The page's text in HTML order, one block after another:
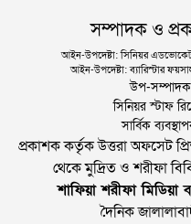
সম্পাদক ও
আইন-উপদেষ্টা: সিনিয়র
আইন-উপদেষ্টা: ব্যারিস্টার
উপ-
সিনিয়র স্টাফ
সার্বিক
প্রকাশক কর্তৃক উত্তরা অফসেট
থেকে মুদ্রিত ও শরীফা
শাফিয়া শরীফা মিডিয়া
দৈনিক